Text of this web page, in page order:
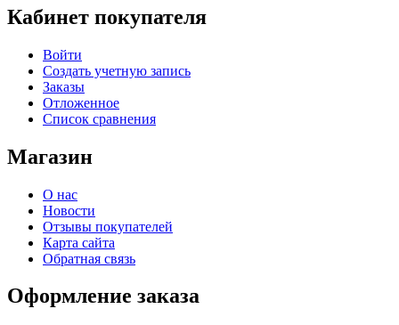
Кабинет покупателя
Войти
Создать учетную запись
Заказы
Отложенное
Список сравнения
Магазин
О нас
Новости
Отзывы покупателей
Карта сайта
Обратная связь
Оформление заказа